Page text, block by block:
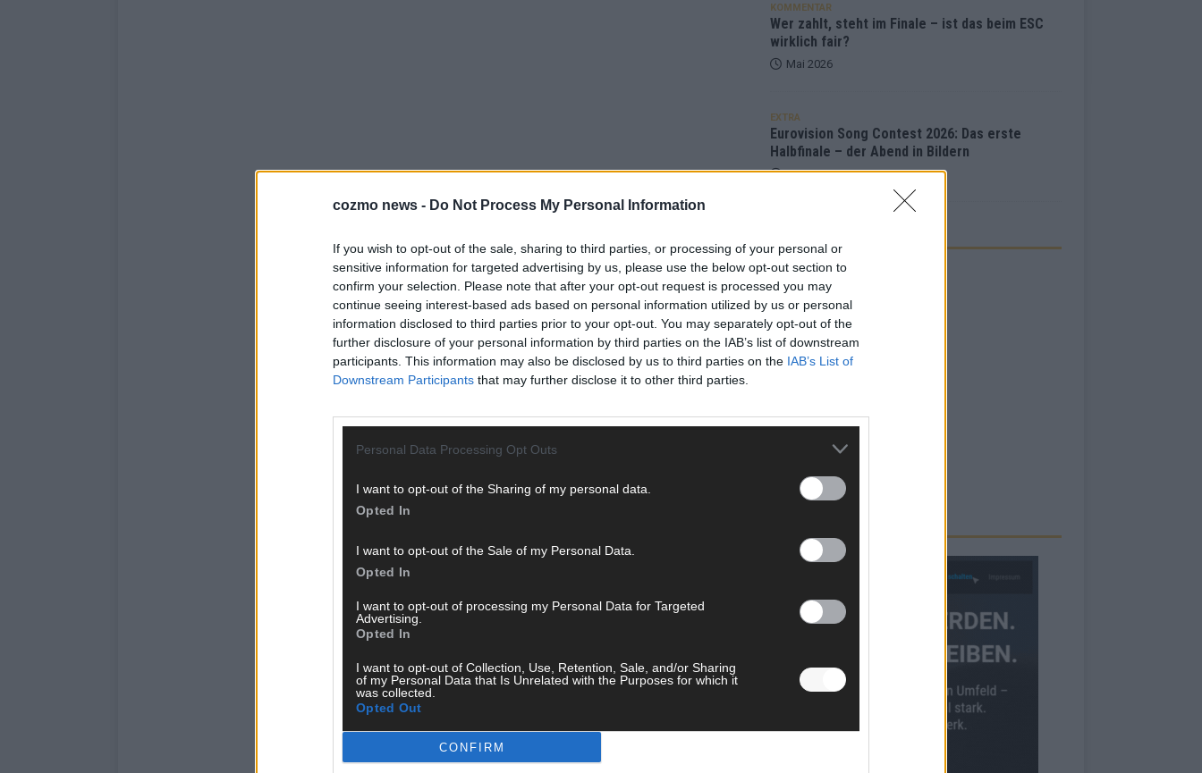
cozmo news - Do Not Process My Personal Information
If you wish to opt-out of the sale, sharing to third parties, or processing of your personal or
sensitive information for targeted advertising by us, please use the below opt-out section to
confirm your selection. Please note that after your opt-out request is processed you may
continue seeing interest-based ads based on personal information utilized by us or personal
information disclosed to third parties prior to your opt-out. You may separately opt-out of the
further disclosure of your personal information by third parties on the IAB’s list of downstream
participants. This information may also be disclosed by us to third parties on the IAB’s List of
Downstream Participants that may further disclose it to other third parties.
Personal Data Processing Opt Outs
I want to opt-out of the Sharing of my personal data.
Opted In
I want to opt-out of the Sale of my Personal Data.
Opted In
I want to opt-out of processing my Personal Data for Targeted
Advertising.
Opted In
I want to opt-out of Collection, Use, Retention, Sale, and/or Sharing
of my Personal Data that Is Unrelated with the Purposes for which it
was collected.
Opted Out
CONFIRM
KOMMENTAR
Wer zahlt, steht im Finale – ist das beim ESC
wirklich fair?
Mai 2026
EXTRA
Eurovision Song Contest 2026: Das erste
Halbfinale – der Abend in Bildern
Mai 2026